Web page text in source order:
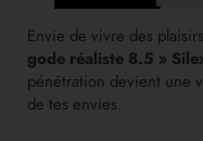
Envie de vivre des
gode réaliste 8.5 »
pénétration devient une
de tes envies.